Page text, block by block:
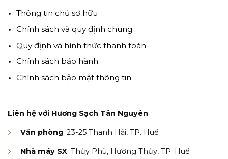
Thông tin chủ sở hữu
Chính sách và quy định chung
Quy định và hình thức thanh toán
Chính sách bảo hành
Chính sách bảo mật thông tin
Liên hệ với Hương Sạch Tân Nguyên
Văn phòng: 23-25 Thanh Hải, TP. Huế
Nhà máy SX: Thủy Phù, Hương Thủy, TP. Huế